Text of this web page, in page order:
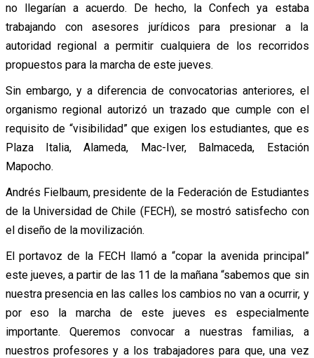
no llegarían a acuerdo. De hecho, la Confech ya estaba
trabajando con asesores jurídicos para presionar a la
autoridad regional a permitir cualquiera de los recorridos
propuestos para la marcha de este jueves.
Sin embargo, y a diferencia de convocatorias anteriores, el
organismo regional autorizó un trazado que cumple con el
requisito de “visibilidad” que exigen los estudiantes, que es
Plaza Italia, Alameda, Mac-Iver, Balmaceda, Estación
Mapocho.
Andrés Fielbaum, presidente de la Federación de Estudiantes
de la Universidad de Chile (FECH), se mostró satisfecho con
el diseño de la movilización.
El portavoz de la FECH llamó a “copar la avenida principal”
este jueves, a partir de las 11 de la mañana “sabemos que sin
nuestra presencia en las calles los cambios no van a ocurrir, y
por eso la marcha de este jueves es especialmente
importante. Queremos convocar a nuestras familias, a
nuestros profesores y a los trabajadores para que, una vez